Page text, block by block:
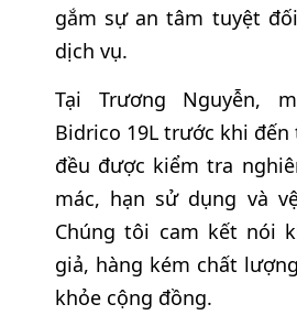
gắm sự an tâm tuyệt
dịch vụ.
Tại Trương Nguyễn,
Bidrico 19L trước khi đến
đều được kiểm tra
mác, hạn sử dụng và
Chúng tôi cam kết nói
giả, hàng kém chất
khỏe cộng đồng.